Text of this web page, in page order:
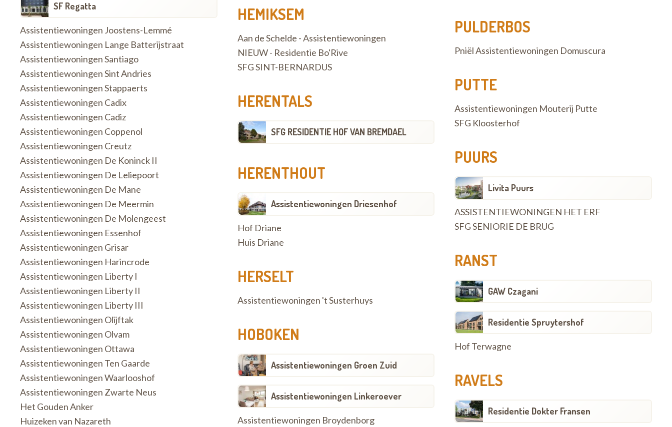
SF Regatta
Assistentiewoningen Joostens-Lemmé
Assistentiewoningen Lange Batterijstraat
Assistentiewoningen Santiago
Assistentiewoningen Sint Andries
Assistentiewoningen Stappaerts
Assistentiewoningen Cadix
Assistentiewoningen Cadiz
Assistentiewoningen Coppenol
Assistentiewoningen Creutz
Assistentiewoningen De Koninck II
Assistentiewoningen De Leliepoort
Assistentiewoningen De Mane
Assistentiewoningen De Meermin
Assistentiewoningen De Molengeest
Assistentiewoningen Essenhof
Assistentiewoningen Grisar
Assistentiewoningen Harincrode
Assistentiewoningen Liberty I
Assistentiewoningen Liberty II
Assistentiewoningen Liberty III
Assistentiewoningen Olijftak
Assistentiewoningen Olvam
Assistentiewoningen Ottawa
Assistentiewoningen Ten Gaarde
Assistentiewoningen Waarlooshof
Assistentiewoningen Zwarte Neus
Het Gouden Anker
Huizeken van Nazareth
HEMIKSEM
Aan de Schelde - Assistentiewoningen
NIEUW - Residentie Bo'Rive
SFG SINT-BERNARDUS
HERENTALS
SFG RESIDENTIE HOF VAN BREMDAEL
HERENTHOUT
Assistentiewoningen Driesenhof
Hof Driane
Huis Driane
HERSELT
Assistentiewoningen 't Susterhuys
HOBOKEN
Assistentiewoningen Groen Zuid
Assistentiewoningen Linkeroever
Assistentiewoningen Broydenborg
PULDERBOS
Pniël Assistentiewoningen Domuscura
PUTTE
Assistentiewoningen Mouterij Putte
SFG Kloosterhof
PUURS
Livita Puurs
ASSISTENTIEWONINGEN HET ERF
SFG SENIORIE DE BRUG
RANST
GAW Czagani
Residentie Spruytershof
Hof Terwagne
RAVELS
Residentie Dokter Fransen